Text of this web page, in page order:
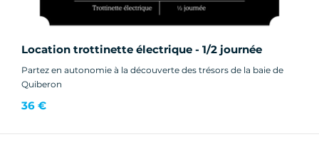
Location trottinette électrique - 1/2 journée
Partez en autonomie à la découverte des trésors de la baie de
Quiberon
36 €